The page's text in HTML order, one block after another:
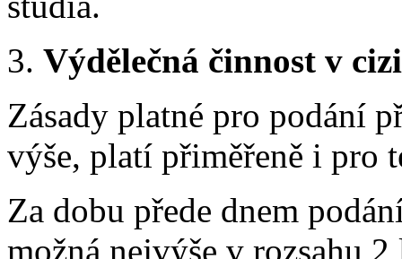
3. Výdělečná činnost v
Zásady platné pro podání
výše, platí přiměřeně i pro
Za dobu přede dnem
možná nejvýše v rozsahu